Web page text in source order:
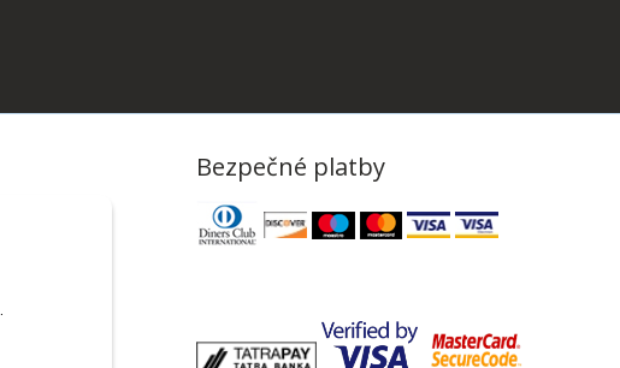
Bezpečné platby